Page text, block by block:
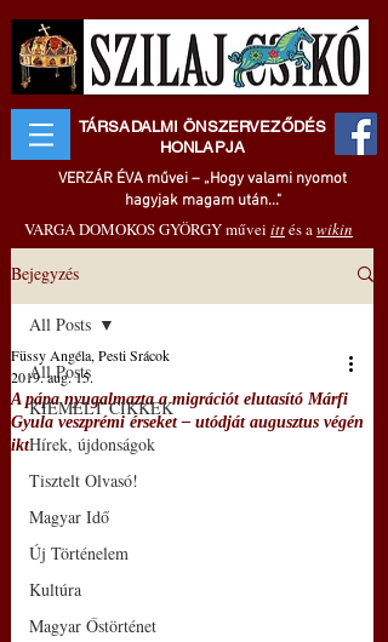
TÁRSADALMI ÖNSZERVEZŐDÉS
HONLAPJA
VERZÁR ÉVA művei – „Hogy valami nyomot
hagyjak magam után..."
VARGA DOMOKOS GYÖRGY művei ittés awikin
Bejegyzés
All Posts
KIEMELT CIKKEK
Hírek, újdonságok
Tisztelt Olvasó!
Magyar Idő
Új Történelem
Kultúra
Magyar Őstörténet
All Posts
A pápa nyugalmazta a migrációt elutasító Márfi
Gyula veszprémi érseket – utódját augusztus végén
ikt
Füssy Angéla, Pesti Srácok
2019. aug. 15.